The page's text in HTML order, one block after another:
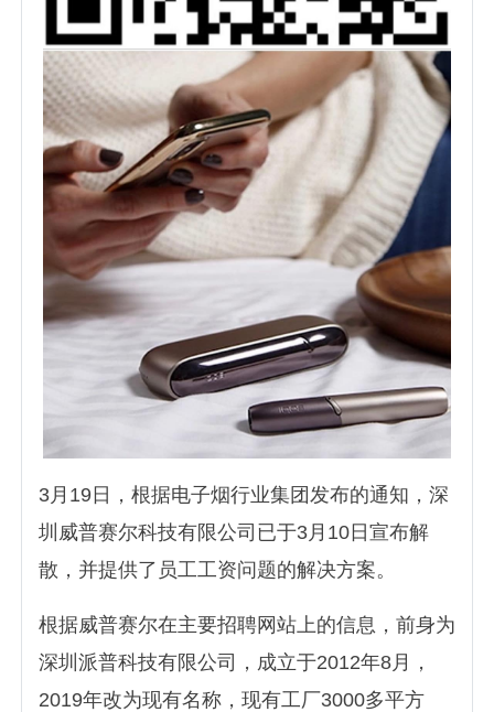
3月19日，根据电子烟行业集团发布的通知，深
圳威普赛尔科技有限公司已于3月10日宣布解
散，并提供了员工工资问题的解决方案。
根据威普赛尔在主要招聘网站上的信息，前身为
深圳派普科技有限公司，成立于2012年8月，
2019年改为现有名称，现有工厂3000多平方